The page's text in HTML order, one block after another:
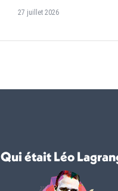
27 juillet 2026
Qui était Léo